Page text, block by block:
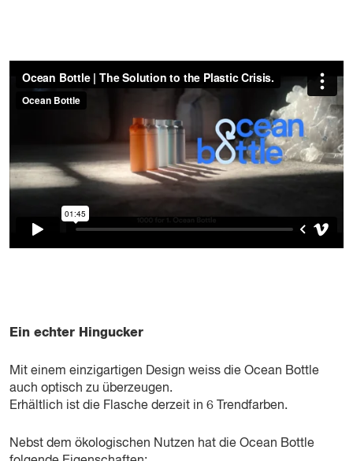
Ein echter Hingucker
Mit einem einzigartigen Design weiss die Ocean Bottle
auch optisch zu überzeugen.
Erhältlich ist die Flasche derzeit in 6 Trendfarben.
Nebst dem ökologischen Nutzen hat die Ocean Bottle